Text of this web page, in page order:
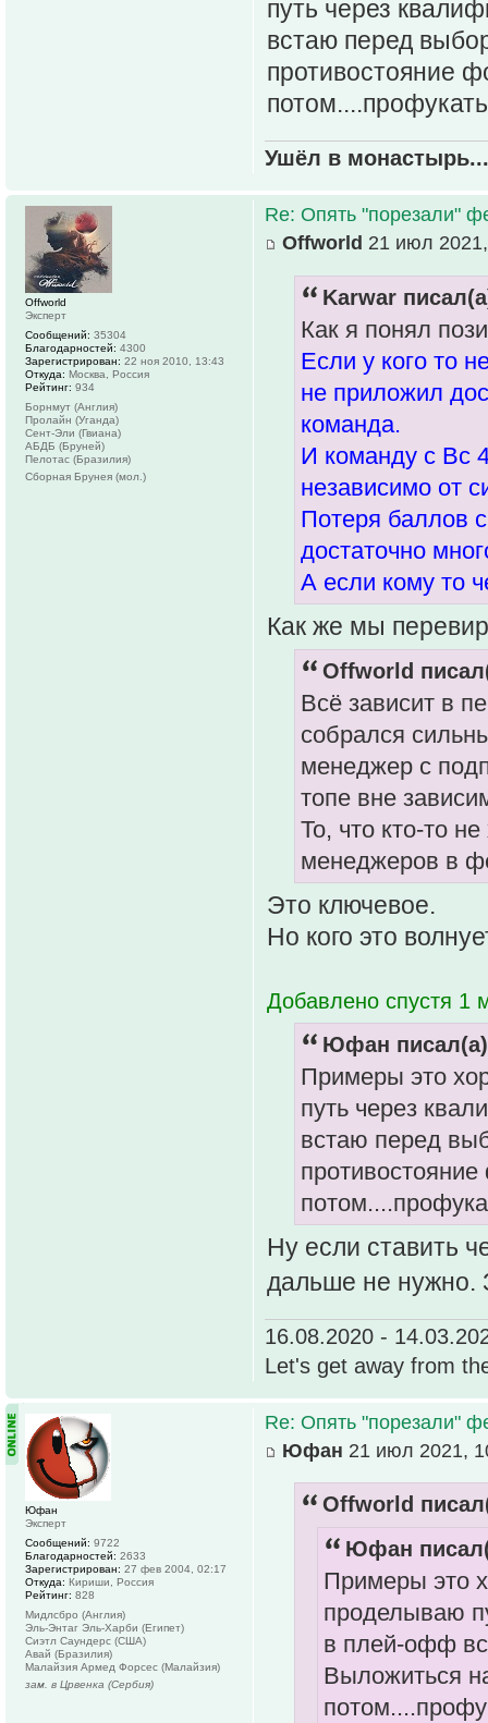
путь через
встаю перед
противостояние
Ушёл в монастырь...
Re: Опять "порезали"
Offworld 21 июл
Karwar
Как я понял
Если у кого то
не приложил
команда.
И команду с Вс
независимо от
Потеря баллов
достаточно
А если кому то
Как же мы
Offworld
Всё зависит в
собрался
менеджер с
топе вне
То, что кто-то
менеджеров в
Это ключевое.
Но кого это
Добавлено спустя 1
Юфан
Примеры это
путь через
встаю перед
Ну если ставить
дальше не нужно.
16.08.2020 -
Let's get away from
Offworld
Эксперт
Сообщений: 35304
Благодарностей: 4300
Зарегистрирован: 22 ноя 2010, 13:43
Откуда: Москва, Россия
Рейтинг: 934
Борнмут (Англия)
Пролайн (Уганда)
Сент-Эли (Гвиана)
АБДБ (Бруней)
Пелотас (Бразилия)
Сборная Брунея (мол.)
Re: Опять "порезали"
Юфан 21 июл 2021,
Offworld
Юфан
Примеры это
проделываю
в плей-офф
Выложиться
Юфан
Эксперт
Сообщений: 9722
Благодарностей: 2633
Зарегистрирован: 27 фев 2004, 02:17
Откуда: Кириши, Россия
Рейтинг: 828
Мидлсбро (Англия)
Эль-Энтаг Эль-Харби (Египет)
Сиэтл Саундерс (США)
Авай (Бразилия)
Малайзия Армед Форсес (Малайзия)
зам. в Црвенка (Сербия)